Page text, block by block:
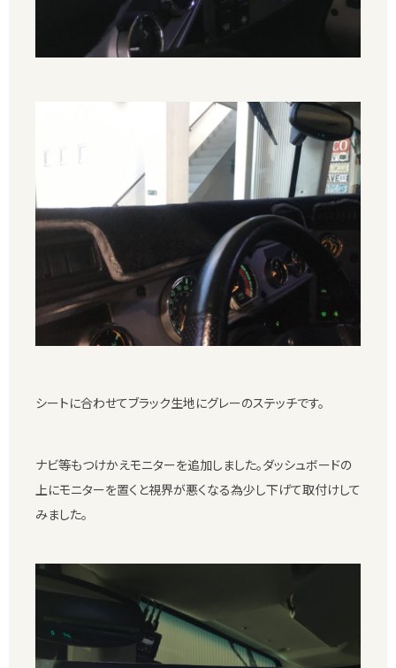
シートに合わせてブラック生地にグレーのステッチです。
ナビ等もつけかえモニターを追加しました。ダッシュボードの
上にモニターを置くと視界が悪くなる為少し下げて取付けして
みました。